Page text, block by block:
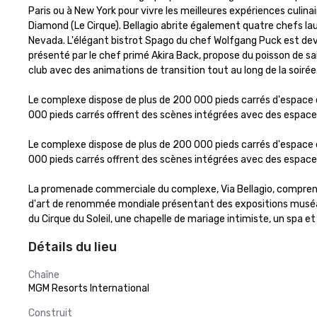
Paris ou à New York pour vivre les meilleures expériences
Diamond (Le Cirque). Bellagio abrite également quatre chefs
Nevada. L'élégant bistrot Spago du chef Wolfgang Puck est
présenté par le chef primé Akira Back, propose du poisson de
club avec des animations de transition tout au long de la
Le complexe dispose de plus de 200 000 pieds carrés
000 pieds carrés offrent des scènes intégrées avec des
Le complexe dispose de plus de 200 000 pieds carrés
000 pieds carrés offrent des scènes intégrées avec des
La promenade commerciale du complexe, Via Bellagio,
d'art de renommée mondiale présentant des expositions
du Cirque du Soleil, une chapelle de mariage intimiste, un spa
Détails du lieu
Chaîne
MGM Resorts International
Construit